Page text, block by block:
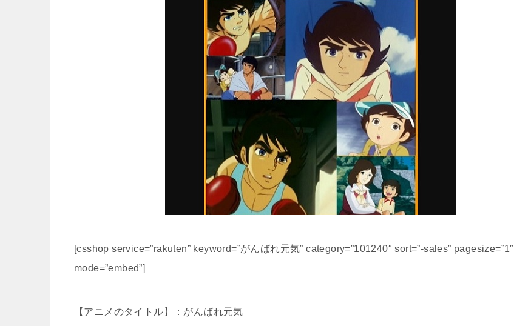
[csshop service=”rakuten” keyword=”がんばれ元気” category=”101240″ sort=”-sales” pagesize=”1″
mode=”embed”]
【アニメのタイトル】：がんばれ元気